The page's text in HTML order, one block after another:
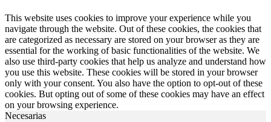
This website uses cookies to improve your experience while you
navigate through the website. Out of these cookies, the cookies that
are categorized as necessary are stored on your browser as they are
essential for the working of basic functionalities of the website. We
also use third-party cookies that help us analyze and understand how
you use this website. These cookies will be stored in your browser
only with your consent. You also have the option to opt-out of these
cookies. But opting out of some of these cookies may have an effect
on your browsing experience.
Necesarias